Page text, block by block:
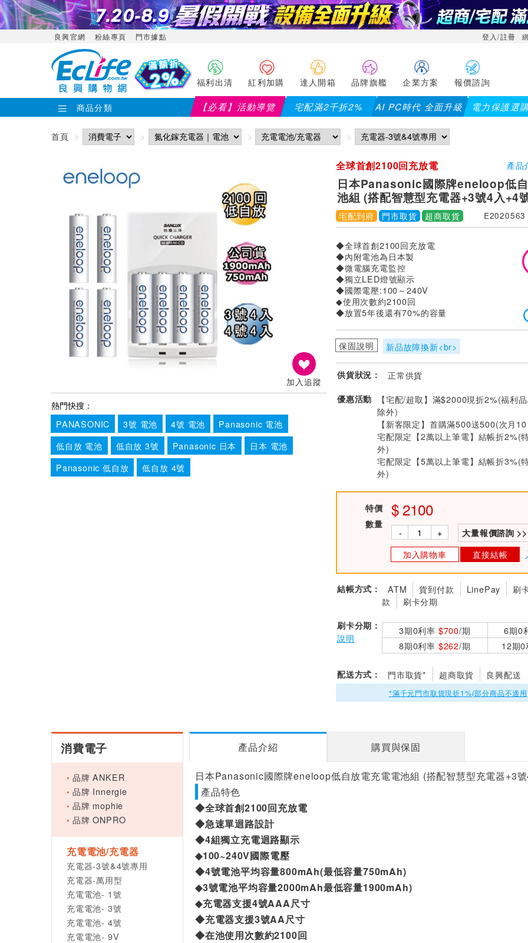
良興官網 粉絲專頁 門市據點 登入/註冊
福利出清 紅利加購 達人開箱 品牌旗艦 企業方案 報價諮詢
商品分類 【必看】活動導覽 宅配滿2千折2% AI PC時代 全面升級 電力保護選
【
首頁
加入追蹤
熱門快搜：
PANASONIC
3號 電池 4號 電池
Panasonic 電池
低自放 電池
低自放 3號 Panasonic 日本
日本 電池
Panasonic 低自放
低自放 4號
全球首創2100回充放電 產品
日本Panasonic國際牌eneloop低
池組 (搭配智慧型充電器+3號4入+4
宅配到府 門市取貨 超商取貨 E2020563
◆全球首創2100回充放電
◆內附電池為日本製
◆微電腦充電監控
◆獨立LED燈號顯示
◆國際電壓:100～240V
◆使用次數約2100回
◆放置5年後還有70%的容量
保固說明 新品故障換新<br>
供貨狀況： 正常供貨
優惠活動
【宅配/超取】滿$2000現折2%(福利
除外)
【新客限定】首購滿500送500(次月
宅配限定【2萬以上筆電】結帳折2%(
外)
宅配限定【5萬以上筆電】結帳折3%(
外)
特價 2100
數量
- + 大量報價諮詢 >>
加入購物車 直接結帳
結帳方式： ATM 貨到付款 LinePay 刷
款
刷卡分期
刷卡分期：
說明
3期0利率 $700/期 6期0
8期0利率 $262/期 12期0
配送方式： 門市取貨* 超商取貨 良興配送
*滿千元門市取貨現折1%(部分商品不適
消費電子
品牌 ANKER
品牌 Innergie
品牌 mophie
品牌 ONPRO
充電電池/充電器
充電器-3號&4號專用
充電器-萬用型
充電電池- 1號
充電電池- 3號
充電電池- 4號
充電電池- 9V
產品介紹 購買與保固
日本Panasonic國際牌eneloop低自放電充電電池組 (搭配智慧型充電器+3
產品特色
◆全球首創2100回充放電
◆急速單迴路設計
◆4組獨立充電迴路顯示
◆100~240V國際電壓
◆4號電池平均容量800mAh(最低容量750mAh)
◆3號電池平均容量2000mAh最低容量1900mAh)
◆充電器支援4號AAA尺寸
◆充電器支援3號AA尺寸
◆在池使用次數約2100回